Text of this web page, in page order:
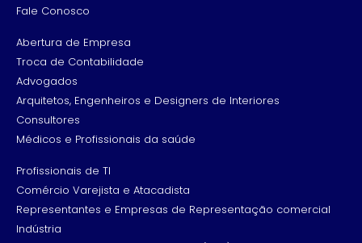
Fale Conosco
Abertura de Empresa
Troca de Contabilidade
Advogados
Arquitetos, Engenheiros e Designers de Interiores
Consultores
Médicos e Profissionais da saúde
Profissionais de TI
Comércio Varejista e Atacadista
Representantes e Empresas de Representação comercial
Indústria